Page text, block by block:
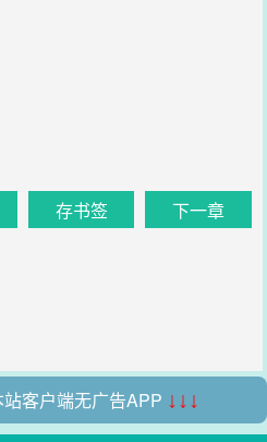
存书签 下一章
客户端无广告APP ↓↓↓